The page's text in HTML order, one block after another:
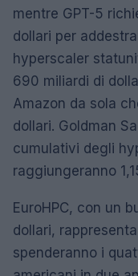
mentre GPT-5
dollari per
hyperscaler
690 miliardi di
Amazon da sola
dollari. Goldman
cumulativi degli
raggiungeranno
EuroHPC, con un
dollari,
spenderanno i